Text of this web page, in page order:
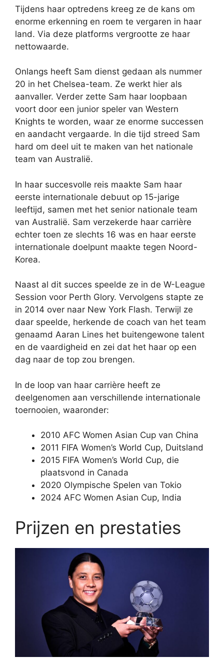
Tijdens haar optredens kreeg ze de kans om
enorme erkenning en roem te vergaren in haar
land. Via deze platforms vergrootte ze haar
nettowaarde.
Onlangs heeft Sam dienst gedaan als nummer
20 in het Chelsea-team. Ze werkt hier als
aanvaller. Verder zette Sam haar loopbaan
voort door een junior speler van Western
Knights te worden, waar ze enorme successen
en aandacht vergaarde. In die tijd streed Sam
hard om deel uit te maken van het nationale
team van Australië.
In haar succesvolle reis maakte Sam haar
eerste internationale debuut op 15-jarige
leeftijd, samen met het senior nationale team
van Australië. Sam verzekerde haar carrière
echter toen ze slechts 16 was en haar eerste
internationale doelpunt maakte tegen Noord-
Korea.
Naast al dit succes speelde ze in de W-League
Session voor Perth Glory. Vervolgens stapte ze
in 2014 over naar New York Flash. Terwijl ze
daar speelde, herkende de coach van het team
genaamd Aaran Lines het buitengewone talent
en de vaardigheid en zei dat het haar op een
dag naar de top zou brengen.
In de loop van haar carrière heeft ze
deelgenomen aan verschillende internationale
toernooien, waaronder:
2010 AFC Women Asian Cup van China
2011 FIFA Women’s World Cup, Duitsland
2015 FIFA Women’s World Cup, die
plaatsvond in Canada
2020 Olympische Spelen van Tokio
2024 AFC Women Asian Cup, India
Prijzen en prestaties